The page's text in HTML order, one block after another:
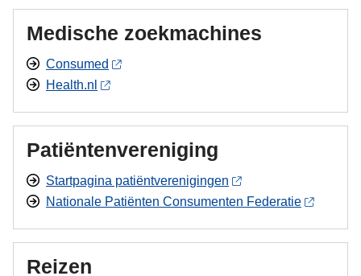
Medische zoekmachines
Consumed
Health.nl
Patiëntenvereniging
Startpagina patiëntverenigingen
Nationale Patiënten Consumenten Federatie
Reizen